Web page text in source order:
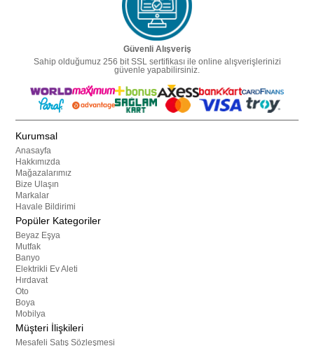
Güvenli Alışveriş
Sahip olduğumuz 256 bit SSL sertifikası ile online alışverişlerinizi
güvenle yapabilirsiniz.
Kurumsal
Anasayfa
Hakkımızda
Mağazalarımız
Bize Ulaşın
Markalar
Havale Bildirimi
Popüler Kategoriler
Beyaz Eşya
Mutfak
Banyo
Elektrikli Ev Aleti
Hırdavat
Oto
Boya
Mobilya
Müşteri İlişkileri
Mesafeli Satış Sözleşmesi